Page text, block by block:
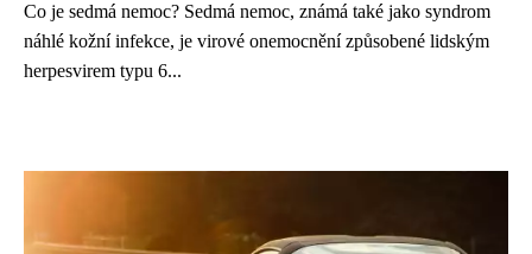
Co je sedmá nemoc? Sedmá nemoc, známá také jako syndrom
náhlé kožní infekce, je virové onemocnění způsobené lidským
herpesvirem typu 6...